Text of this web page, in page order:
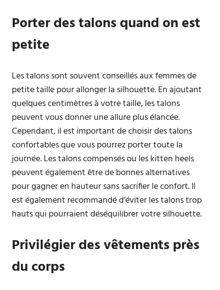
Porter des talons quand on est
petite
Les talons sont souvent conseillés aux femmes de
petite taille pour allonger la silhouette. En ajoutant
quelques centimètres à votre taille, les talons
peuvent vous donner une allure plus élancée.
Cependant, il est important de choisir des talons
confortables que vous pourrez porter toute la
journée. Les talons compensés ou les kitten heels
peuvent également être de bonnes alternatives
pour gagner en hauteur sans sacrifier le confort. Il
est également recommandé d’éviter les talons trop
hauts qui pourraient déséquilibrer votre silhouette.
Privilégier des vêtements près
du corps